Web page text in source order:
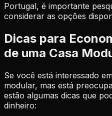
Portugal, é importante
considerar as opções
Dicas para
de uma Casa
Se você está interessado
modular, mas está
estão algumas dicas que
dinheiro: